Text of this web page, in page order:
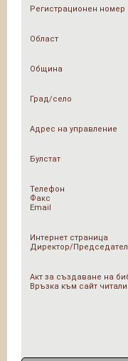
Регистрационен номер
Област
Община
Град/село
Адрес на управление
Булстат
Телефон
Факс
Email
Интернет страница
Директор/Председател
Акт за създаване на
Връзка към сайт